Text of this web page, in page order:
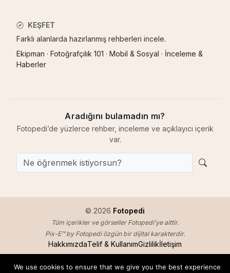
KEŞFET
Farklı alanlarda hazırlanmış rehberleri incele.
Ekipman · Fotoğrafçılık 101 · Mobil & Sosyal · İnceleme &
Haberler
Aradığını bulamadın mı?
Fotopedi’de yüzlerce rehber, inceleme ve açıklayıcı içerik
var.
© 2026 Fotopedi
Tüm içerikler ve görseller Fotopedi’ye aittir.
Pix-E™ by Fotopedi özgün bir dijital karakterdir.
HakkımızdaTelif & KullanımGizlilikİletişim
We use cookies to ensure that we give you the best experience